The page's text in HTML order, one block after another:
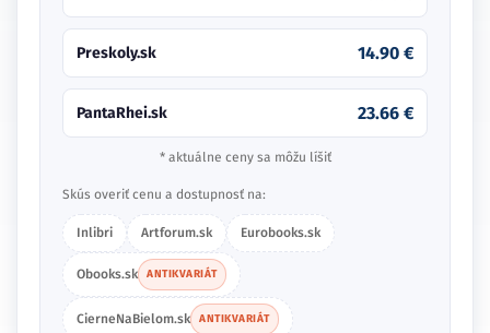
Preskoly.sk 14.90 €
PantaRhei.sk 23.66 €
* aktuálne ceny sa môžu líšiť
Skús overiť cenu a dostupnosť na:
Inlibri Artforum.sk Eurobooks.sk
Obooks.sk ANTIKVARIÁT
CierneNaBielom.sk ANTIKVARIÁT